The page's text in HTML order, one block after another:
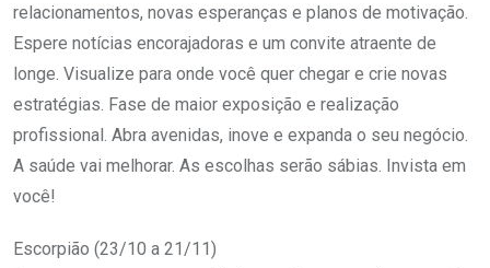
relacionamentos, novas esperanças e planos de motivação.
Espere notícias encorajadoras e um convite atraente de
longe. Visualize para onde você quer chegar e crie novas
estratégias. Fase de maior exposição e realização
profissional. Abra avenidas, inove e expanda o seu negócio.
A saúde vai melhorar. As escolhas serão sábias. Invista em
você!
Escorpião (23/10 a 21/11)